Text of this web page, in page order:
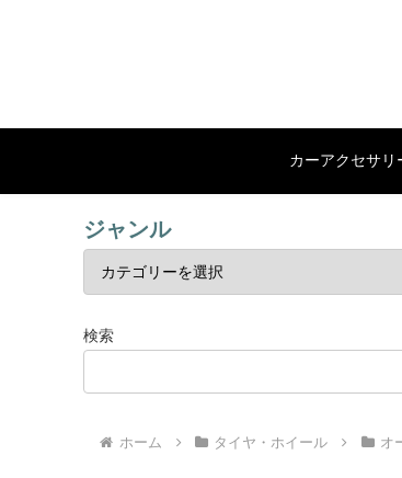
カーアクセサリ
ジャンル
検索
ホーム タイヤ・ホイール オ